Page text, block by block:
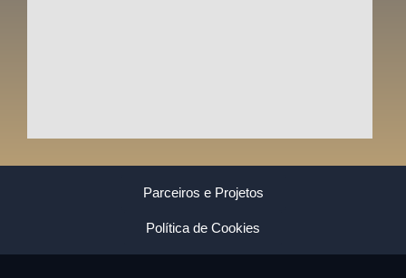
Parceiros e Projetos
Política de Cookies